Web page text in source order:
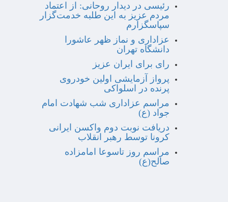
رئیسی در دیدار روحانی: از اعتماد
مردم عزیز به این طلبه خدمت‌گزار
سپاسگزارم
عزاداری و نماز ظهر عاشورا
دانشگاه تهران
رای برای ایران عزیز
پرواز آزمایشی اولین خودروی
پرنده در اسلواکی
مراسم عزاداری شب شهادت امام
جواد (ع)
دریافت نوبت دوم واکسن ایرانی
کرونا توسط رهبر انقلاب
مراسم روز تاسوعا امامزاده
صالح(ع)